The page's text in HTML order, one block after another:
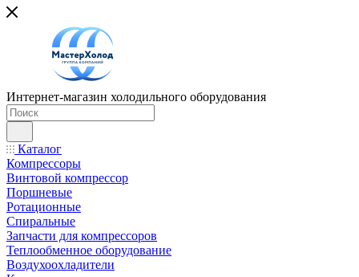
Интернет-магазин холодильного оборудования
Каталог
Компрессоры
Винтовой компрессор
Поршневые
Ротационные
Спиральные
Запчасти для компрессоров
Теплообменное оборудование
Воздухоохладители